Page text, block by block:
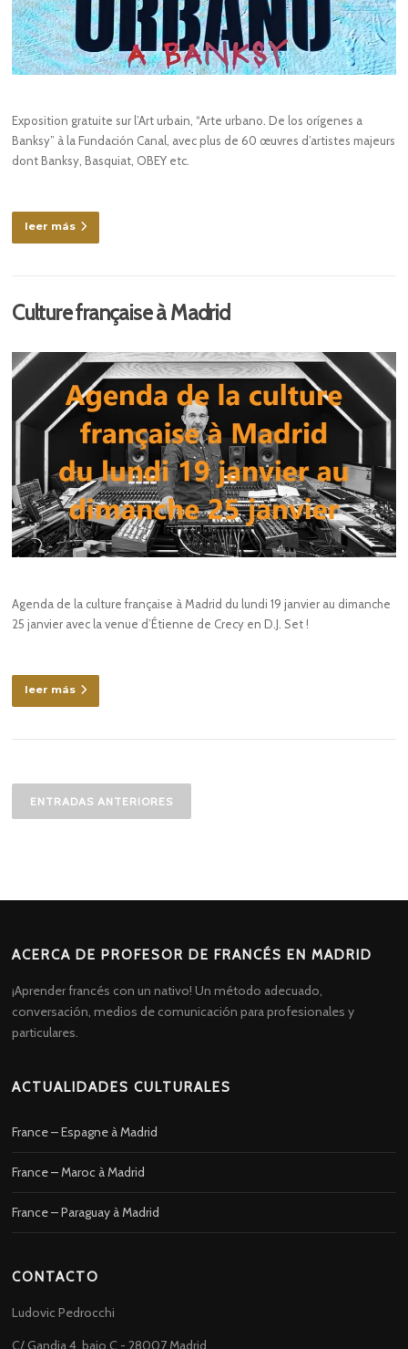
Exposition gratuite sur l’Art urbain, “Arte urbano. De los orígenes a
Banksy” à la Fundación Canal, avec plus de 60 œuvres d’artistes majeurs
dont Banksy, Basquiat, OBEY etc.
leer más
Culture française à Madrid
Agenda de la culture française à Madrid du lundi 19 janvier au dimanche
25 janvier avec la venue d’Étienne de Crecy en D.J. Set !
leer más
de
entradas
ENTRADAS ANTERIORES
ACERCA DE PROFESOR DE FRANCÉS EN MADRID
¡Aprender francés con un nativo! Un método adecuado,
conversación, medios de comunicación para profesionales y
particulares.
ACTUALIDADES CULTURALES
France – Espagne à Madrid
France – Maroc à Madrid
France – Paraguay à Madrid
CONTACTO
Ludovic Pedrocchi
C/ Gandia 4, bajo C - 28007 Madrid